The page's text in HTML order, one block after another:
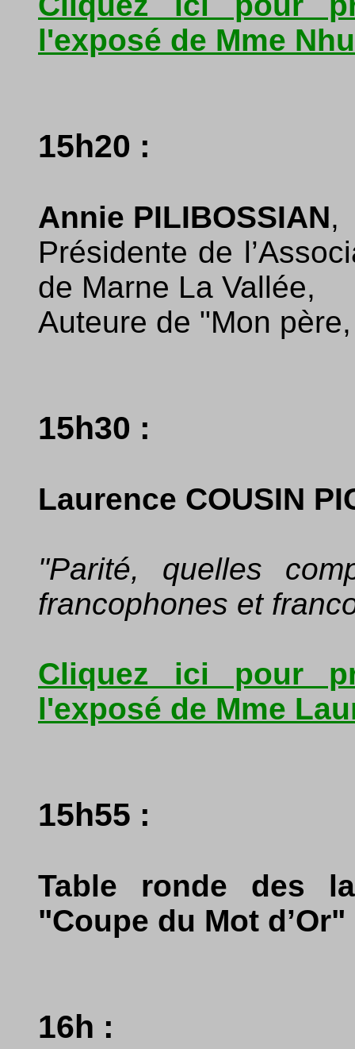
l'exposé de Mme
15h20 :
Annie PILIBOSSIAN,
Présidente de
de Marne La Vallée,
Auteure de "Mon
15h30 :
Laurence COUSIN
"Parité, quelles
francophones et
Cliquez ici pour
l'exposé de Mme
15h55 :
Table ronde des
"Coupe du Mot d’Or"
16h :